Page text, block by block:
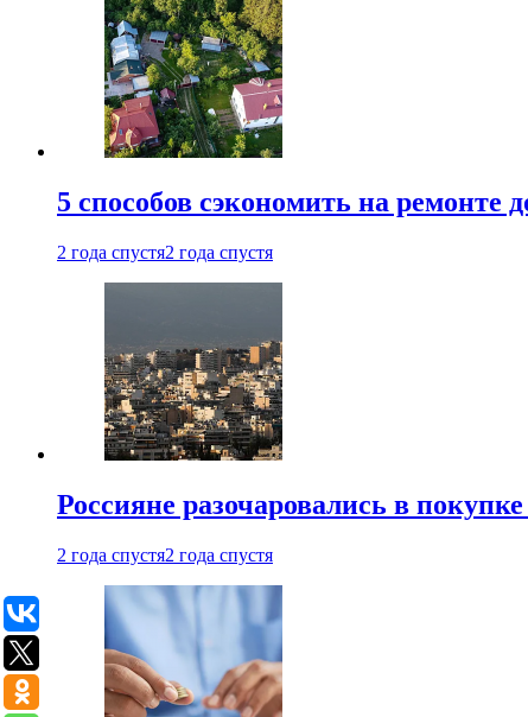
5 способов сэкономить на ремонте
2 года спустя2 года спустя
Россияне разочаровались в
2 года спустя2 года спустя